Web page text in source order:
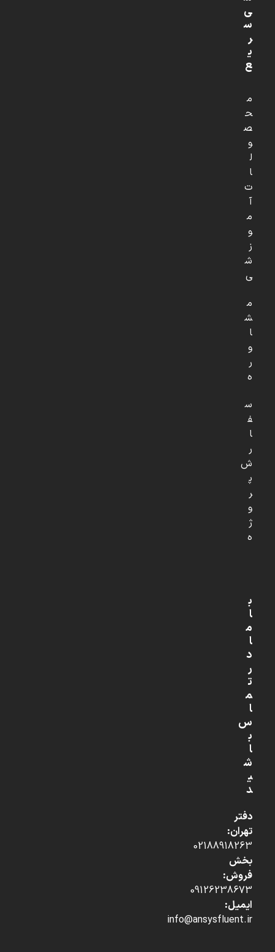
ی
س
ر
ی
ع
م
ح
ص
و
ل
ا
ت
آ
م
و
ز
ش
ی
م
ش
ا
و
ر
ه
س
ف
ا
ر
ش
پ
ر
و
ژ
ه
ب
ا
م
ا
د
ر
ت
م
ا
س
ب
ا
ش
ی
د
دفتر
تهران:
02188918263
بخش
فروش:
09126238673
ایمیل:
info@ansysfluent.ir